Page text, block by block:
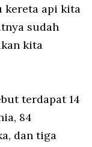
kereta api kita
sudah
kita
terdapat 14
84
dan tiga